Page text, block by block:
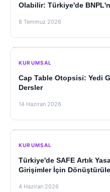
Olabilir: Türkiye'de
8 Temmuz 2026
KURUMSAL
Cap Table Otopsisi: Yedi
Dersler
14 Haziran 2026
KURUMSAL
Türkiye'de SAFE Artık
Girişimler İçin
4 Haziran 2026